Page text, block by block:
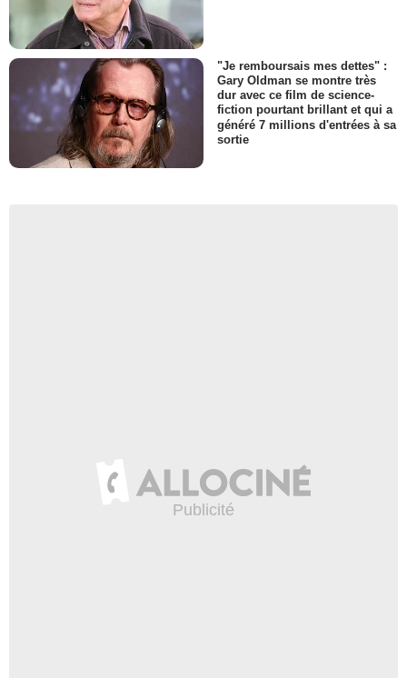
"Je remboursais mes dettes" :
Gary Oldman se montre très
dur avec ce film de science-
fiction pourtant brillant et qui a
généré 7 millions d'entrées à sa
sortie